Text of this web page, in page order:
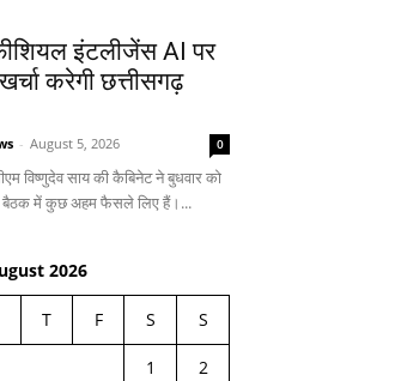
इंटलीजेंस AI पर
करेगी छत्तीसगढ़
- August 5, 2026 0
विष्णुदेव साय की कैबिनेट ने बुधवार को
बैठक में कुछ अहम फैसले लिए हैं।...
2026
T F S S
1
2